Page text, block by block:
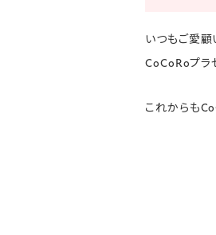
いつもご愛顧
CoCoRoプラ
これからも